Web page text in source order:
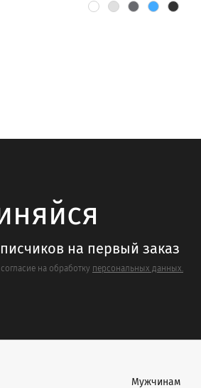
Этот
на первый заказ
на обработку персональных данных.
Мужчинам